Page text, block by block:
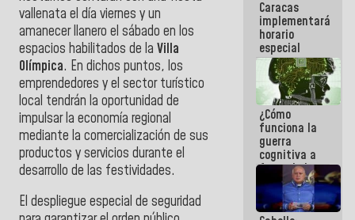
vallenata el día viernes y un
amanecer llanero el sábado en los
espacios habilitados de la Villa
Olímpica. En dichos puntos, los
emprendedores y el sector turístico
local tendrán la oportunidad de
impulsar la economía regional
mediante la comercialización de sus
productos y servicios durante el
desarrollo de las festividades.
El despliegue especial de seguridad
Aeropuerto
Internacional
de
Maiquetía
Caracas
implementará
horario
especial
para
adaptarse
al plan de
ahorro
energético
¿Cómo
funciona la
guerra
cognitiva a
favor de la
narrativa
hegemónica?
(1)